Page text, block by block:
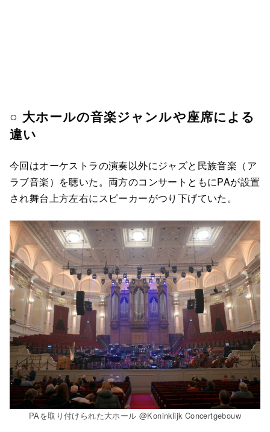
○ 大ホールの音楽ジャンルや座席による
違い
今回はオーケストラの演奏以外にジャズと民族音楽（ア
ラブ音楽）を聴いた。両方のコンサートともにPAが設置
され舞台上方左右にスピーカーがつり下げていた。
PAを取り付けられた大ホール @Koninklijk Concertgebouw